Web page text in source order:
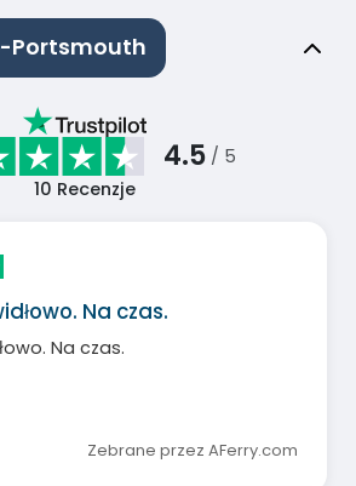
Portsmouth
4.5 / 5
10 Recenzje
Na czas.
Na czas.
Zebrane przez AFerry.com